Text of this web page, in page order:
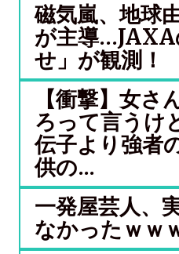
磁気嵐、地球
が主導…JAXA
せ」が観測！
【衝撃】女さ
ろって言うけ
伝子より強者
供の...
一発屋芸人、
なかったｗｗ